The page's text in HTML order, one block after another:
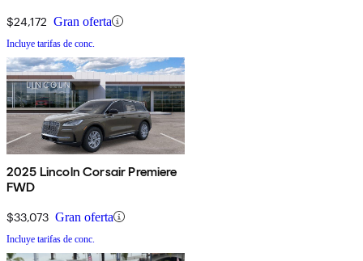
$24,172 Gran oferta
Incluye tarifas de conc.
2025 Lincoln Corsair Premiere
FWD
$33,073 Gran oferta
Incluye tarifas de conc.